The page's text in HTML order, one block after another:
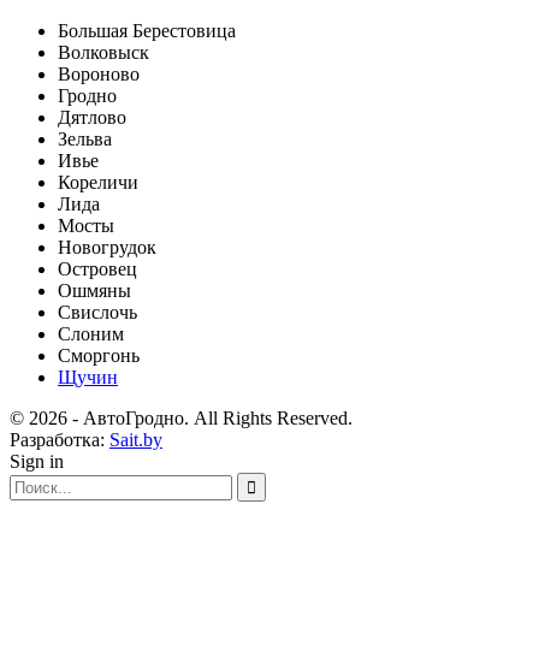
Большая Берестовица
Волковыск
Вороново
Гродно
Дятлово
Зельва
Ивье
Кореличи
Лида
Мосты
Новогрудок
Островец
Ошмяны
Свислочь
Слоним
Сморгонь
Щучин
© 2026 - АвтоГродно. All Rights Reserved.
Разработка: Sait.by
Sign in